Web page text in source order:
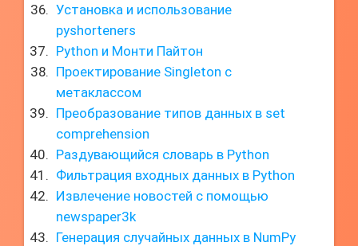
Установка и использование
pyshorteners
Python и Монти Пайтон
Проектирование Singleton с
метаклассом
Преобразование типов данных в set
comprehension
Раздувающийся словарь в Python
Фильтрация входных данных в Python
Извлечение новостей с помощью
newspaper3k
Генерация случайных данных в NumPy